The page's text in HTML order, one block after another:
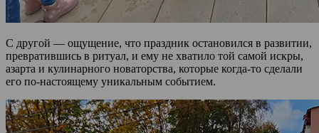
С другой — ощущение, что праздник остановился в развитии,
превратившись в ритуал, и ему не хватило той самой искры,
азарта и кулинарного новаторства, которые когда-то сделали
его по-настоящему уникальным событием.